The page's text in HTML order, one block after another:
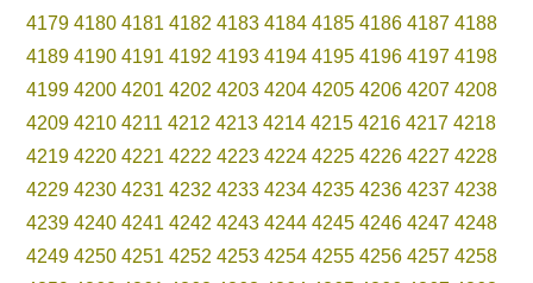
4179 4180 4181 4182 4183 4184 4185 4186 4187 4188
4189 4190 4191 4192 4193 4194 4195 4196 4197 4198
4199 4200 4201 4202 4203 4204 4205 4206 4207 4208
4209 4210 4211 4212 4213 4214 4215 4216 4217 4218
4219 4220 4221 4222 4223 4224 4225 4226 4227 4228
4229 4230 4231 4232 4233 4234 4235 4236 4237 4238
4239 4240 4241 4242 4243 4244 4245 4246 4247 4248
4249 4250 4251 4252 4253 4254 4255 4256 4257 4258